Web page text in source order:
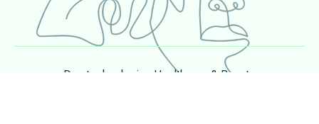
Des technologies Healthcare & Beauty.